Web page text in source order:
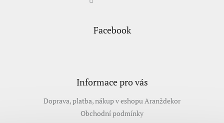
Facebook
Informace pro vás
Doprava, platba, nákup v eshopu Aranždekor
Obchodní podmínky